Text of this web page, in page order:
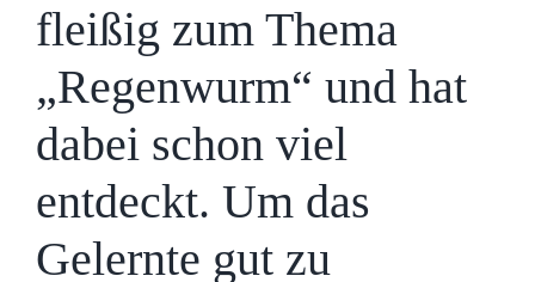
fleißig zum Thema
„Regenwurm“ und hat
dabei schon viel
entdeckt. Um das
Gelernte gut zu